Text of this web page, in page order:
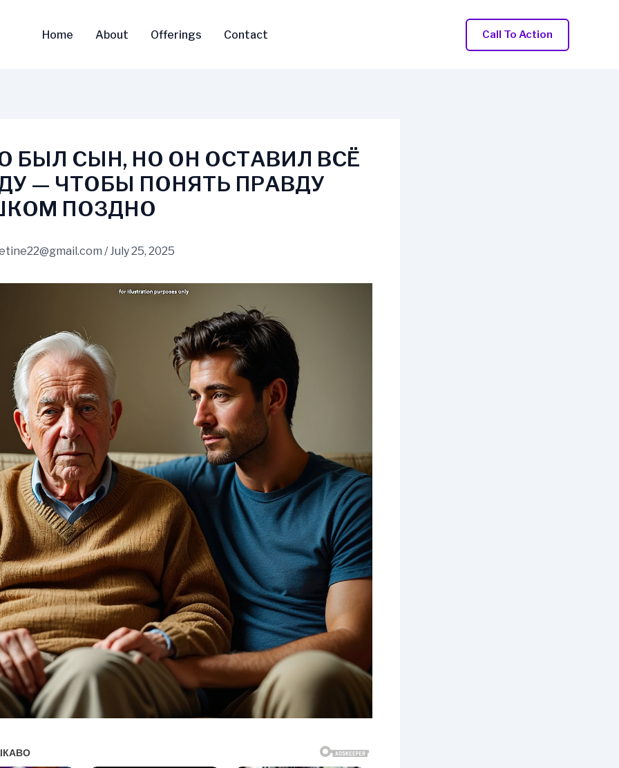
Home About Offerings Contact Call To Action
БЫЛ СЫН, НО ОН ОСТАВИЛ ВСЁ
— ЧТОБЫ ПОНЯТЬ ПРАВДУ
ПОЗДНО
/July 25, 2025